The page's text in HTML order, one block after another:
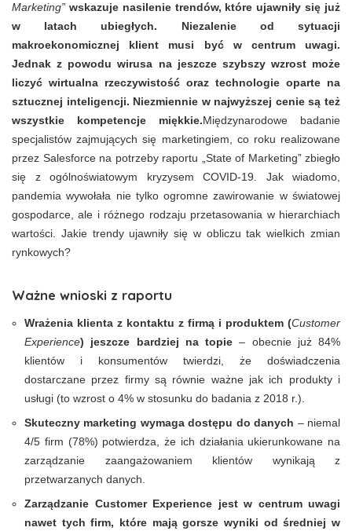
Marketing” wskazuje nasilenie trendów, które ujawniły się już
w latach ubiegłych. Niezalenie od sytuacji
makroekonomicznej klient musi być w centrum uwagi.
Jednak z powodu wirusa na jeszcze szybszy wzrost może
liczyć wirtualna rzeczywistość oraz technologie oparte na
sztucznej inteligencji. Niezmiennie w najwyższej cenie są też
wszystkie kompetencje miękkie.Międzynarodowe badanie
specjalistów zajmujących się marketingiem, co roku realizowane
przez Salesforce na potrzeby raportu „State of Marketing” zbiegło
się z ogólnoświatowym kryzysem COVID-19. Jak wiadomo,
pandemia wywołała nie tylko ogromne zawirowanie w światowej
gospodarce, ale i różnego rodzaju przetasowania w hierarchiach
wartości. Jakie trendy ujawniły się w obliczu tak wielkich zmian
rynkowych?
Ważne wnioski z raportu
Wrażenia klienta z kontaktu z firmą i produktem (Customer
Experience) jeszcze bardziej na topie– obecnie już 84%
klientów i konsumentów twierdzi, że doświadczenia
dostarczane przez firmy są równie ważne jak ich produkty i
usługi (to wzrost o 4% w stosunku do badania z 2018 r.).
Skuteczny marketing wymaga dostępu do danych – niemal
4/5 firm (78%) potwierdza, że ich działania ukierunkowane na
zarządzanie zaangażowaniem klientów wynikają z
przetwarzanych danych.
Zarządzanie Customer Experience jest w centrum uwagi
nawet tych firm, które mają gorsze wyniki od średniej w